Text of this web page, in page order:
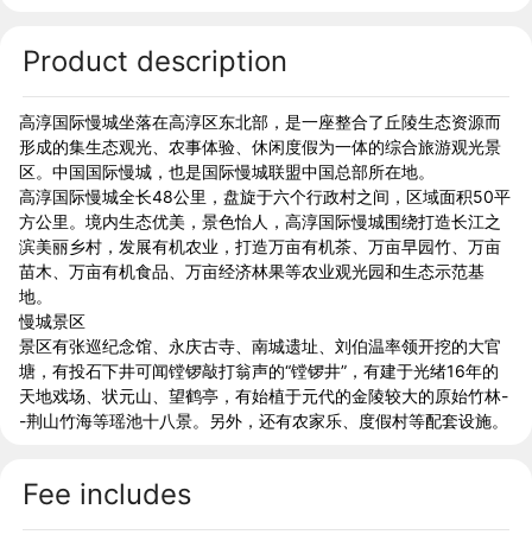
Product description
高淳国际慢城坐落在高淳区东北部，是一座整合了丘陵生态资源而
形成的集生态观光、农事体验、休闲度假为一体的综合旅游观光景
区。中国国际慢城，也是国际慢城联盟中国总部所在地。
高淳国际慢城全长48公里，盘旋于六个行政村之间，区域面积50平
方公里。境内生态优美，景色怡人，高淳国际慢城围绕打造长江之
滨美丽乡村，发展有机农业，打造万亩有机茶、万亩早园竹、万亩
苗木、万亩有机食品、万亩经济林果等农业观光园和生态示范基
地。
慢城景区
景区有张巡纪念馆、永庆古寺、南城遗址、刘伯温率领开挖的大官
塘，有投石下井可闻镗锣敲打翁声的“镗锣井”，有建于光绪16年的
天地戏场、状元山、望鹤亭，有始植于元代的金陵较大的原始竹林-
-荆山竹海等瑶池十八景。另外，还有农家乐、度假村等配套设施。
Fee includes